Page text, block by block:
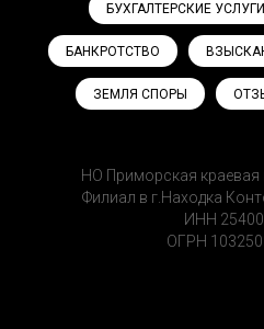
БУХГАЛТЕРСКИЕ УСЛУГИ
БАНКРОТСТВО
ЗЕМЛЯ СПОРЫ
НО Приморская краевая
Филиал в г.Находка
ИНН
ОГРН